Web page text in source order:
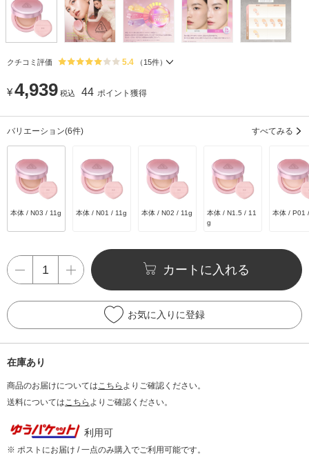
クチコミ評価 5.4 （ 15件）
¥4,939 税込 44 ポイント獲得
バリエーション(6件) すべてみる
本体 / N03 / 11g 本体 / N01 / 11g 本体 / N02 / 11g
本体 / N1.5 / 11
g
本体 / P01
カートに入れる
お気に入りに登録
在庫あり
商品のお届けについてはこちら よりご確認ください。
送料についてはこちら よりご確認ください。
利用可
※ ポストにお届け / 一点のみ購入でご利用可能です。